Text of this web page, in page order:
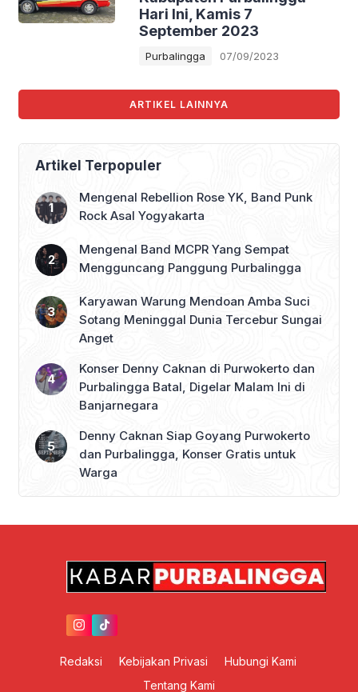
Hari Ini, Kamis 7
September 2023
Purbalingga 07/09/2023
ARTIKEL LAINNYA
Artikel Terpopuler
Mengenal Rebellion Rose YK, Band Punk
Rock Asal Yogyakarta
Mengenal Band MCPR Yang Sempat
Mengguncang Panggung Purbalingga
Karyawan Warung Mendoan Amba Suci
Sotang Meninggal Dunia Tercebur Sungai
Anget
Konser Denny Caknan di Purwokerto dan
Purbalingga Batal, Digelar Malam Ini di
Banjarnegara
Denny Caknan Siap Goyang Purwokerto
dan Purbalingga, Konser Gratis untuk
Warga
Redaksi Kebijakan Privasi
Hubungi Kami
Tentang Kami